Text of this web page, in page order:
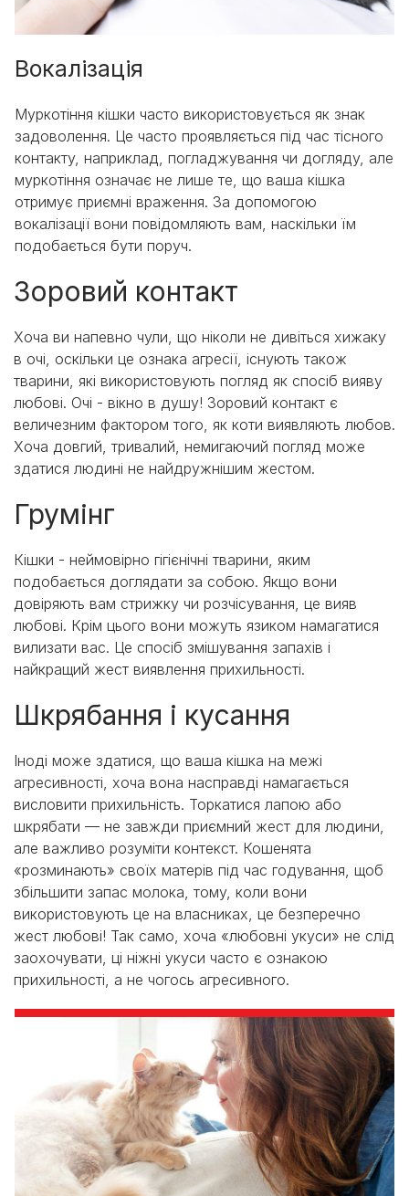
Вокалізація
Муркотіння кішки часто використовується як знак
задоволення. Це часто проявляється під час тісного
контакту, наприклад, погладжування чи догляду, але
муркотіння означає не лише те, що ваша кішка
отримує приємні враження. За допомогою
вокалізації вони повідомляють вам, наскільки їм
подобається бути поруч.
Зоровий контакт
Хоча ви напевно чули, що ніколи не дивіться хижаку
в очі, оскільки це ознака агресії, існують також
тварини, які використовують погляд як спосіб вияву
любові. Очі - вікно в душу! Зоровий контакт є
величезним фактором того, як коти виявляють любов.
Хоча довгий, тривалий, немигаючий погляд може
здатися людині не найдружнішим жестом.
Грумінг
Кішки - неймовірно гігієнічні тварини, яким
подобається доглядати за собою. Якщо вони
довіряють вам стрижку чи розчісування, це вияв
любові. Крім цього вони можуть язиком намагатися
вилизати вас. Це спосіб змішування запахів і
найкращий жест виявлення прихильності.
Шкрябання і кусання
Іноді може здатися, що ваша кішка на межі
агресивності, хоча вона насправді намагається
висловити прихильність. Торкатися лапою або
шкрябати — не завжди приємний жест для людини,
але важливо розуміти контекст. Кошенята
«розминають» своїх матерів під час годування, щоб
збільшити запас молока, тому, коли вони
використовують це на власниках, це безперечно
жест любові! Так само, хоча «любовні укуси» не слід
заохочувати, ці ніжні укуси часто є ознакою
прихильності, а не чогось агресивного.